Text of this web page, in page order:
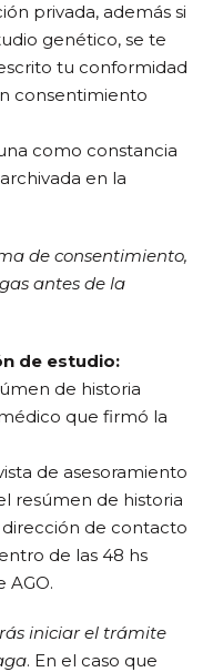
privada, además si
genético, se te
tu conformidad
consentimiento
como constancia
en la
de consentimiento,
antes de la
de estudio:
de historia
que firmó la
de asesoramiento
resúmen de historia
de contacto
de las 48 hs
AGO.
iniciar el trámite
. En el caso que